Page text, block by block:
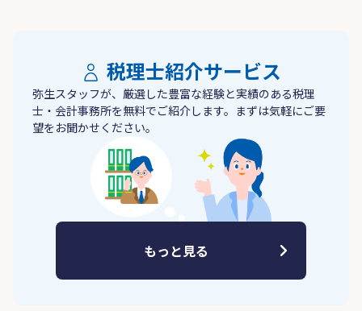
税理士紹介サービス
弥生スタッフが、厳選した豊富な経験と実績のある税理
士・会計事務所を無料でご紹介します。まずは気軽にご要
望をお聞かせください。
もっと見る